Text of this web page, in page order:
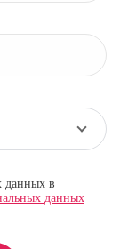
данных в
данных